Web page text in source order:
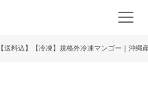
【送料込】【冷凍】規格外冷凍マンゴー｜沖縄